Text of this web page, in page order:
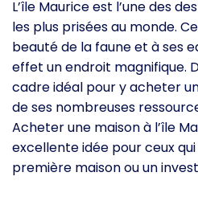
L’île Maurice est l’une des
les plus prisées au monde.
beauté de la faune et à ses
effet un endroit magnifique.
cadre idéal pour y acheter
de ses nombreuses
Acheter une maison à l’île
excellente idée pour ceux
première maison ou un